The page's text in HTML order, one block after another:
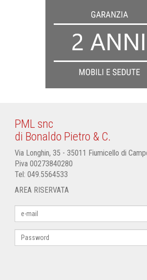
PML snc
di Bonaldo Pietro & C.
Via Longhin, 35 - 35011 Fiumicello di
P.iva 00273840280
Tel: 049.5564533
AREA RISERVATA